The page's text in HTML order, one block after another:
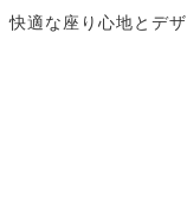
適な座り心地とデ